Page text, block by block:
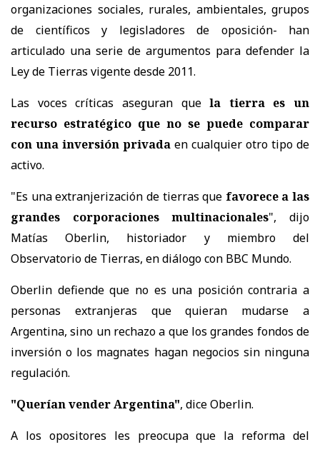
organizaciones sociales, rurales, ambientales, grupos
de científicos y legisladores de oposición- han
articulado una serie de argumentos para defender la
Ley de Tierras vigente desde 2011.
Las voces críticas aseguran quela tierra es un
recurso estratégico que no se puede comparar
con una inversión privada en cualquier otro tipo de
activo.
"Es una extranjerización de tierras que favorece a las
grandes corporaciones multinacionales", dijo
Matías Oberlin, historiador y miembro del
Observatorio de Tierras, en diálogo con BBC Mundo.
Oberlin defiende que no es una posición contraria a
personas extranjeras que quieran mudarse a
Argentina, sino un rechazo a que los grandes fondos de
inversión o los magnates hagan negocios sin ninguna
regulación.
"Querían vender Argentina", dice Oberlin.
A los opositores les preocupa que la reforma del